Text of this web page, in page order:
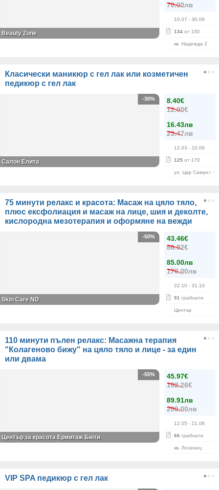
70.00лв
10.07 - 30.09
134 от 150
кв. Надежда 2
Beauty Zone
Класически маникюр с гел лак или козметичен
педикюр с гел лак
8.40€
12.00€
16.43лв
23.47лв
12.03 - 10.09
125 от 170
ул. Цар Самуил 84
-30%
Салон Елита
75 минути релакс и красота: Масаж на цяло тяло,
плюс ексфолиация и масаж на лице, шия и деколте,
кислородна мезотерапия и оформяне на вежди
43.46€
86.92€
85.00лв
170.00лв
22.10 - 31.10
91 грабнати
Център
-50%
Skin Care ND
110 минути пълен релакс: Масажна терапия
"Колагеново бижу" на цяло тяло и лице - за един
или двама
45.97€
102.26€
89.91лв
200.00лв
12.05 - 21.08
66 грабнати
кв. Лозенец
-55%
Център за красота Ермитаж Бюти
VIP SPA педикюр с гел лак